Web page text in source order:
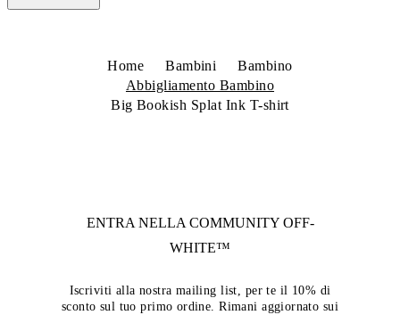
Home Bambini
Bambino
Abbigliamento Bambino
Big Bookish Splat Ink T-shirt
ENTRA NELLA COMMUNITY OFF-
WHITE™
Iscriviti alla nostra mailing list, per te il 10% di
sconto sul tuo primo ordine. Rimani aggiornato sui